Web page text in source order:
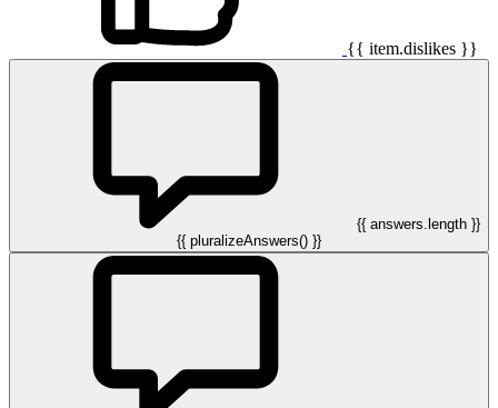
{{ item.dislikes }}
{{ answers.length }}
{{ pluralizeAnswers() }}